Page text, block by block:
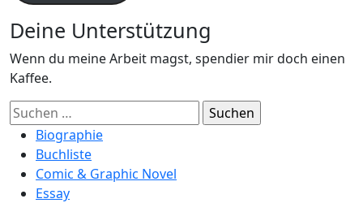
Deine Unterstützung
Wenn du meine Arbeit magst, spendier mir doch einen
Kaffee.
Suchen
nach:Biographie
Buchliste
Comic & Graphic Novel
Essay